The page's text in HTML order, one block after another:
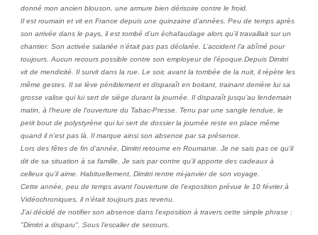
donné mon ancien blouson, une armure bien dérisoire contre le froid.
Il est roumain et vit en France depuis une quinzaine d’années. Peu de temps après
son arrivée dans le pays, il est tombé d’un échafaudage alors qu’il travaillait sur un
chantier. Son activée salariée n’était pas pas déclarée. L’accident l’a abîmé pour
toujours. Aucun recours possible contre son employeur de l’époque.Depuis Dimitri
vit de mendicité. Il survit dans la rue. Le soir, avant la tombée de la nuit, il répète les
même gestes. Il se lève péniblement et disparaît en boitant, trainant derrière lui sa
grosse valise qui lui sert de siège durant la journée. Il disparaît jusqu’au lendemain
matin, à l’heure de l'ouverture du Tabac-Presse. Tenu par une sangle tendue, le
petit bout de polystyrène qui lui sert de dossier la journée reste en place même
quand il n’est pas là. Il marque ainsi son absence par sa présence.
Lors des fêtes de fin d’année, Dimitri retourne en Roumanie. Je ne sais pas ce qu'il
dit de sa situation à sa famille. Je sais par contre qu’il apporte des cadeaux à
celleux qu’il aime. Habituellement, Dimitri rentre mi-janvier de son voyage.
Cette année, peu de temps avant l’ouverture de l’exposition prévue le 10 février à
Vidéochroniques, il n’était toujours pas revenu.
J’ai décidé de notifier son absence dans l’exposition à travers cette simple phrase :
"Dimitri a disparu". Sous l’escalier de secours.